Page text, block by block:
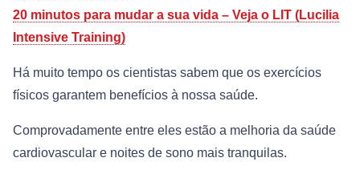
20 minutos para mudar a sua vida – Veja o LIT (Lucilia
Intensive Training)
Há muito tempo os cientistas sabem que os exercícios
físicos garantem benefícios à nossa saúde.
Comprovadamente entre eles estão a melhoria da saúde
cardiovascular e noites de sono mais tranquilas.